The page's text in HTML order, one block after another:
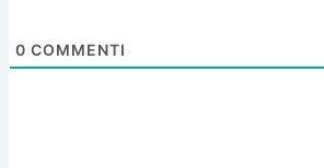
0 COMMENTI